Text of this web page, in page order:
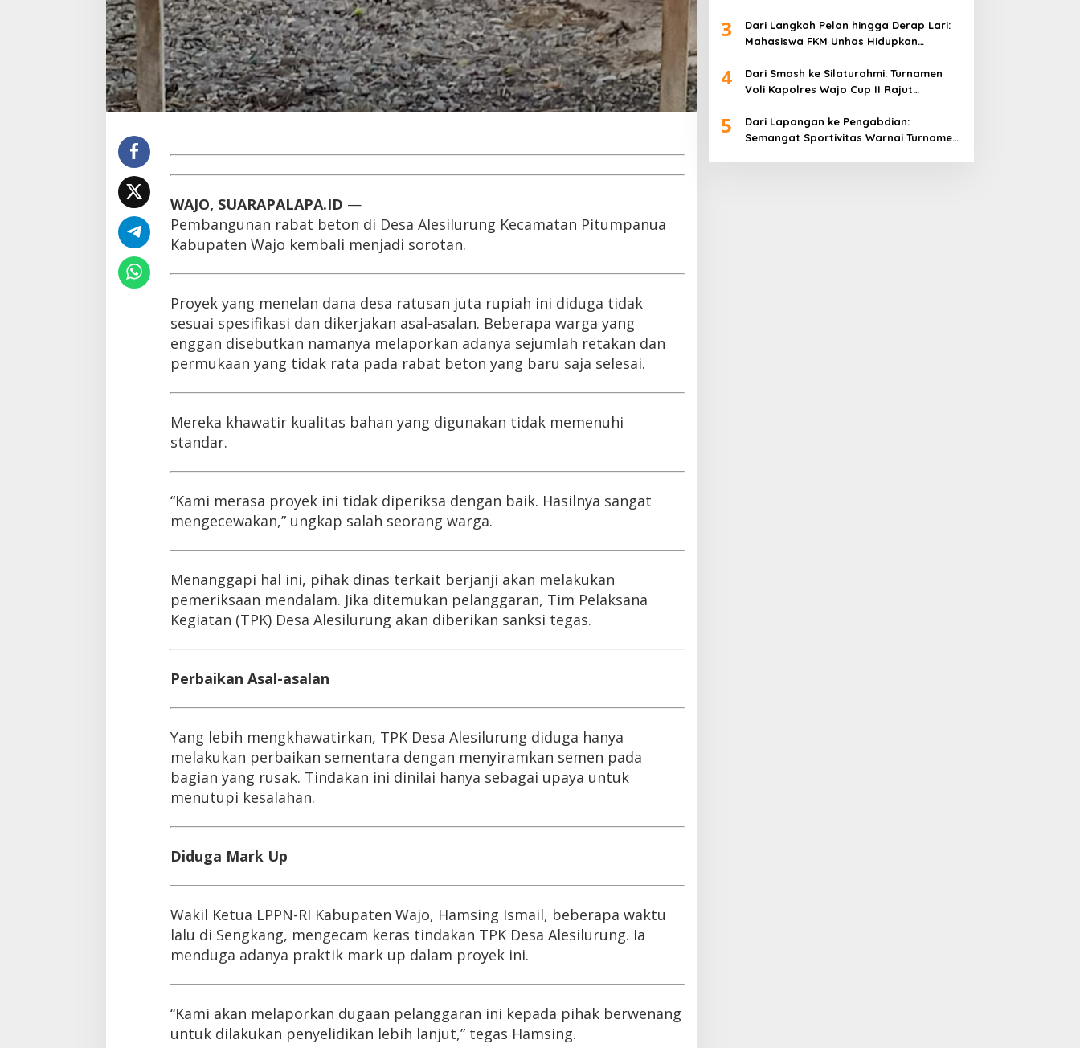
WAJO, SUARAPALAPA.ID —
Pembangunan rabat beton di Desa Alesilurung Kecamatan Pitumpanua
Kabupaten Wajo kembali menjadi sorotan.
Proyek yang menelan dana desa ratusan juta rupiah ini diduga tidak
sesuai spesifikasi dan dikerjakan asal-asalan. Beberapa warga yang
enggan disebutkan namanya melaporkan adanya sejumlah retakan dan
permukaan yang tidak rata pada rabat beton yang baru saja selesai.
Mereka khawatir kualitas bahan yang digunakan tidak memenuhi
standar.
“Kami merasa proyek ini tidak diperiksa dengan baik. Hasilnya sangat
mengecewakan,” ungkap salah seorang warga.
Menanggapi hal ini, pihak dinas terkait berjanji akan melakukan
pemeriksaan mendalam. Jika ditemukan pelanggaran, Tim Pelaksana
Kegiatan (TPK) Desa Alesilurung akan diberikan sanksi tegas.
Perbaikan Asal-asalan
Yang lebih mengkhawatirkan, TPK Desa Alesilurung diduga hanya
melakukan perbaikan sementara dengan menyiramkan semen pada
bagian yang rusak. Tindakan ini dinilai hanya sebagai upaya untuk
menutupi kesalahan.
Diduga Mark Up
Wakil Ketua LPPN-RI Kabupaten Wajo, Hamsing Ismail, beberapa waktu
lalu di Sengkang, mengecam keras tindakan TPK Desa Alesilurung. Ia
menduga adanya praktik mark up dalam proyek ini.
“Kami akan melaporkan dugaan pelanggaran ini kepada pihak berwenang
untuk dilakukan penyelidikan lebih lanjut,” tegas Hamsing.
3
Dari Langkah Pelan hingga Derap Lari:
Mahasiswa FKM Unhas Hidupkan
4
Dari Smash ke Silaturahmi: Turnamen
Voli Kapolres Wajo Cup II Rajut
80
5
Dari Lapangan ke Pengabdian:
Semangat Sportivitas Warnai Turnamen